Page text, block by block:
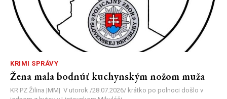
KRIMI SPRÁVY
Žena mala bodnúť kuchynským nožom muža
KR PZ Žilina |MM| V utorok /28.07.2026/ krátko po polnoci došlo v